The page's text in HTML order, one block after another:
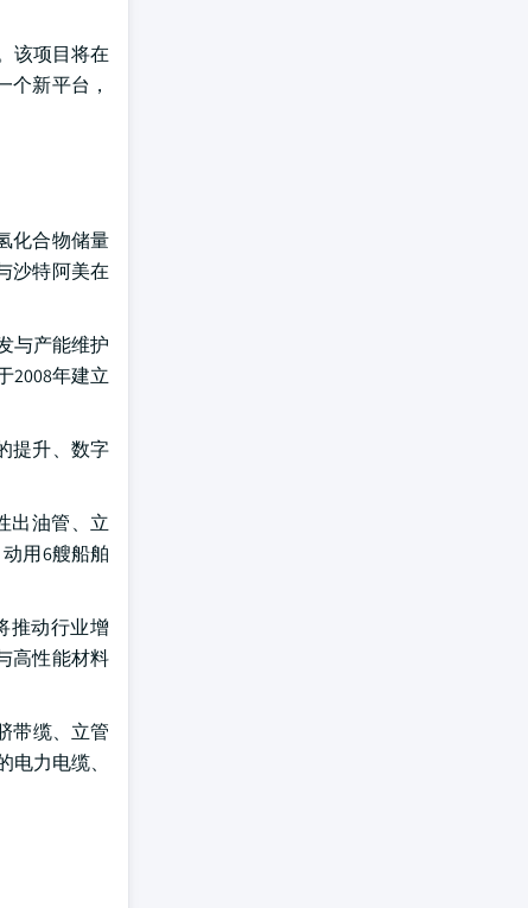
该项目将在
新平台，
化合物储量
沙特阿美在
与产能维护
2008年建立
提升、数字
出油管、立
用6艘船舶
推动行业增
高性能材料
带缆、立管
力电缆、